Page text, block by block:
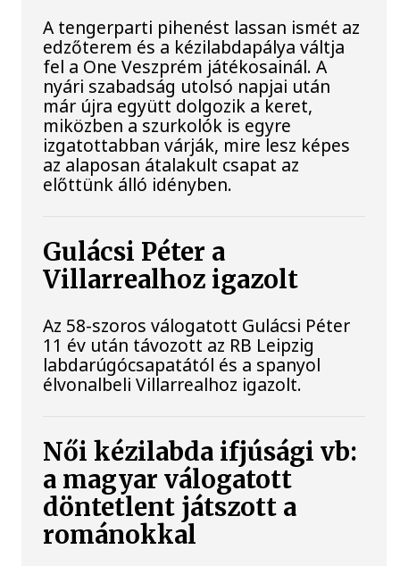
A tengerparti pihenést lassan ismét az
edzőterem és a kézilabdapálya váltja
fel a One Veszprém játékosainál. A
nyári szabadság utolsó napjai után
már újra együtt dolgozik a keret,
miközben a szurkolók is egyre
izgatottabban várják, mire lesz képes
az alaposan átalakult csapat az
előttünk álló idényben.
Gulácsi Péter a
Villarrealhoz igazolt
Az 58-szoros válogatott Gulácsi Péter
11 év után távozott az RB Leipzig
labdarúgócsapatától és a spanyol
élvonalbeli Villarrealhoz igazolt.
Női kézilabda ifjúsági vb:
a magyar válogatott
döntetlent játszott a
románokkal